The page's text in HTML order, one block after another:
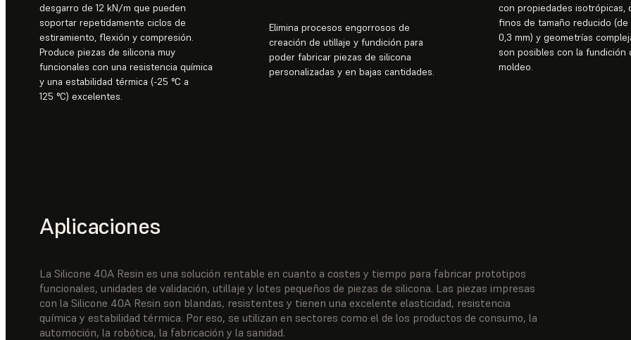
desgarro de 12 kN/m que pueden
soportar repetidamente ciclos de
estiramiento, flexión y compresión.
Produce piezas de silicona muy
funcionales con una resistencia química
y una estabilidad térmica (-25 °C a
125 °C) excelentes.
Elimina procesos engorrosos de
creación de utillaje y fundición para
poder fabricar piezas de silicona
personalizadas y en bajas cantidades.
con propiedades isotrópicas,
finos de tamaño reducido (de
0,3 mm) y geometrías
son posibles con la fundición
moldeo.
Aplicaciones
La Silicone 40A Resin es una solución rentable en cuanto a costes y tiempo para fabricar prototipos
funcionales, unidades de validación, utillaje y lotes pequeños de piezas de silicona. Las piezas impresas
con la Silicone 40A Resin son blandas, resistentes y tienen una excelente elasticidad, resistencia
química y estabilidad térmica. Por eso, se utilizan en sectores como el de los productos de consumo, la
automoción, la robótica, la fabricación y la sanidad.